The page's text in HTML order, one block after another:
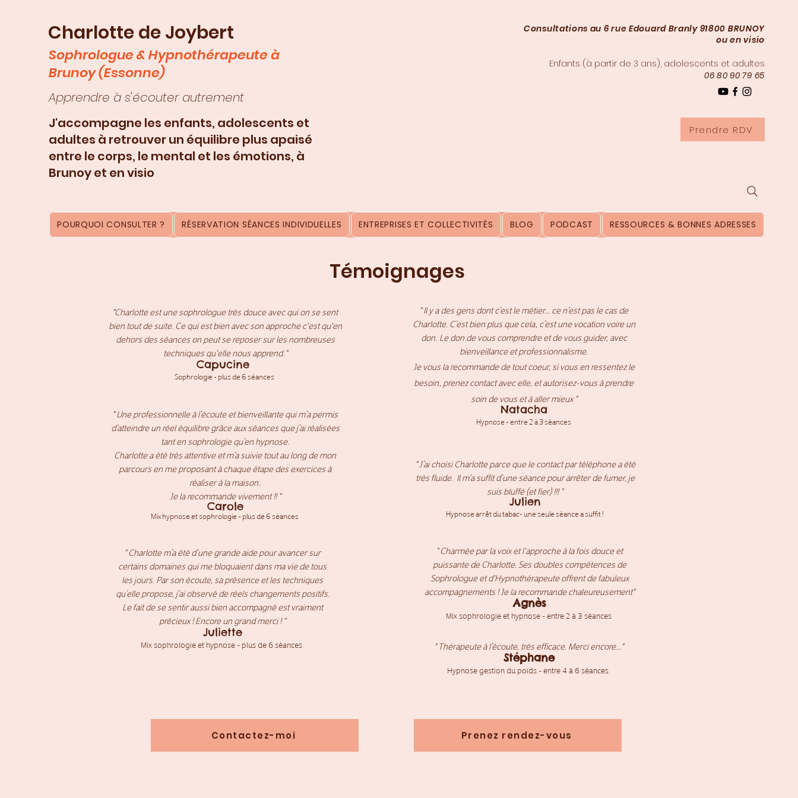
Charlotte de Joybert
Sophrologue & Hypnothérapeute à
Brunoy (Essonne)
Apprendre à s'écouter autrement
J'accompagne les enfants, adolescents et
adultes à retrouver un équilibre plus apaisé
entre le corps, le mental et les émotions, à
Brunoy et en visio
Consultations au 6 rue Edouard Branly 91800 BRUNOY
ou en visio
Enfants (à partir de 3 ans), adolescents et adultes
06 80 90 79 65
Prendre RDV
POURQUOI CONSULTER ? RÉSERVATION SÉANCES INDIVIDUELLES ENTREPRISES ET COLLECTIVITÉS BLOG PODCAST RESSOURCES & BONNES ADRESSES
Témoignages
"Charlotte est une sophrologue très douce avec qui on se sent
bien tout de suite. Ce qui est bien avec son approche c'est qu'en
dehors des séances on peut se reposer sur les nombreuses
techniques qu'elle nous apprend."
Capucine
Sophrologie - plus de 6 séances
" Une professionnelle à l’écoute et bienveillante qui m’a permis
d’atteindre un réel équilibre grâce aux séances que j’ai réalisées
tant en sophrologie qu’en hypnose.
Charlotte a été très attentive et m’a suivie tout au long de mon
parcours en me proposant à chaque étape des exercices à
réaliser à la maison.
Je la recommande vivement !! "
Carole
Mix hypnose et sophrologie -plus de 6 séances
" Il y a des gens dont c’est le métier… ce n’est pas le cas de
Charlotte. C’est bien plus que cela, c’est une vocation voire un
don. Le don de vous comprendre et de vous guider, avec
bienveillance et professionnalisme.
Je vous la recommande de tout coeur, si vous en ressentez le
besoin, prenez contact avec elle, et autorisez-vous à prendre
soin de vous et à aller mieux "
Natacha
Hypnose - entre 2 à 3 séances
" J’ai choisi Charlotte parce que le contact par téléphone a été
très fluide. Il m’a suffit d’une séance pour arrêter de fumer, je
suis bluffé (et fier) !!! "
Julien
Hypnose arrêt du tabac- une seule séance a suffit !
" Charlotte m’a été d’une grande aide pour avancer sur
certains domaines qui me bloquaient dans ma vie de tous
les jours. Par son écoute, sa présence et les techniques
qu’elle propose, j’ai observé de réels changements positifs.
Le fait de se sentir aussi bien accompagné est vraiment
précieux !Encore un grand merci ! "
Juliette
Mix sophrologie et hypnose - plus de 6 séances
" Charmée par la voix et l'approche à la fois douce et
puissante de Charlotte. Ses doubles compétences de
Sophrologue et d'Hypnothérapeute offrent de fabuleux
accompagnements ! Je larecommande chaleureusement"
Agnès
Mix sophrologie et hypnose - entre 2 à 3 séances
" Thérapeute à l’écoute, très efficace. Merci encore…"
Stéphane
Hypnose gestion du poids - entre 4 à 6 séances
Contactez-moi Prenez rendez-vous